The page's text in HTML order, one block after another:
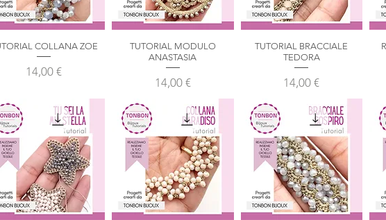
Vista rapida
COLLANA ZOE
Prezzo
14,00 €
Vista rapida
TUTORIAL MODULO
ANASTASIA
Prezzo
14,00 €
Vista rapida
TUTORIAL BRACCIALE
TEDORA
Prezzo
14,00 €